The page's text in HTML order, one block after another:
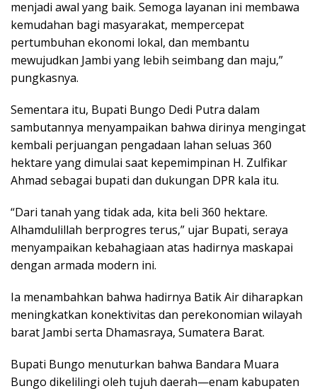
menjadi awal yang baik. Semoga layanan ini membawa
kemudahan bagi masyarakat, mempercepat
pertumbuhan ekonomi lokal, dan membantu
mewujudkan Jambi yang lebih seimbang dan maju,”
pungkasnya.
Sementara itu, Bupati Bungo Dedi Putra dalam
sambutannya menyampaikan bahwa dirinya mengingat
kembali perjuangan pengadaan lahan seluas 360
hektare yang dimulai saat kepemimpinan H. Zulfikar
Ahmad sebagai bupati dan dukungan DPR kala itu.
“Dari tanah yang tidak ada, kita beli 360 hektare.
Alhamdulillah berprogres terus,” ujar Bupati, seraya
menyampaikan kebahagiaan atas hadirnya maskapai
dengan armada modern ini.
Ia menambahkan bahwa hadirnya Batik Air diharapkan
meningkatkan konektivitas dan perekonomian wilayah
barat Jambi serta Dhamasraya, Sumatera Barat.
Bupati Bungo menuturkan bahwa Bandara Muara
Bungo dikelilingi oleh tujuh daerah—enam kabupaten